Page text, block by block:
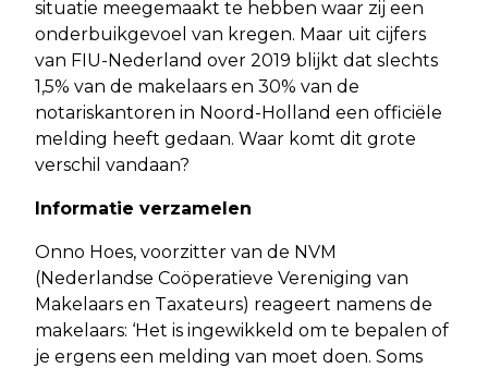
situatie meegemaakt te hebben waar zij een
onderbuikgevoel van kregen. Maar uit cijfers
van FIU-Nederland over 2019 blijkt dat slechts
1,5% van de makelaars en 30% van de
notariskantoren in Noord-Holland een officiële
melding heeft gedaan. Waar komt dit grote
verschil vandaan?
Informatie verzamelen
Onno Hoes, voorzitter van de NVM
(Nederlandse Coöperatieve Vereniging van
Makelaars en Taxateurs) reageert namens de
makelaars: ‘Het is ingewikkeld om te bepalen of
je ergens een melding van moet doen. Soms